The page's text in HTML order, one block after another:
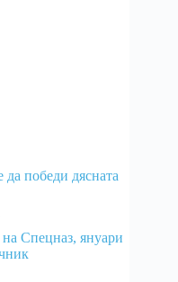
победи дясната